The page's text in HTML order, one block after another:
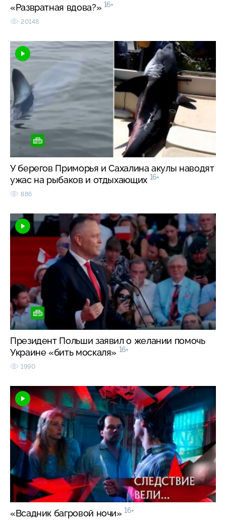
«Развратная вдова?» 16+
20148
У берегов Приморья и Сахалина акулы наводят
ужас на рыбаков и отдыхающих 16+
886
Президент Польши заявил о желании помочь
Украине «бить москаля» 16+
1990
«Всадник багровой ночи» 16+